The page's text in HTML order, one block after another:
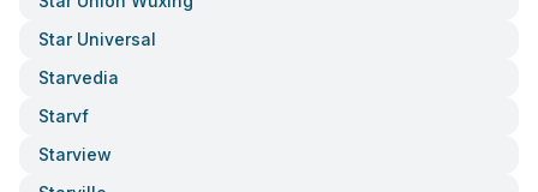
Star Universal
Starvedia
Starvf
Starview